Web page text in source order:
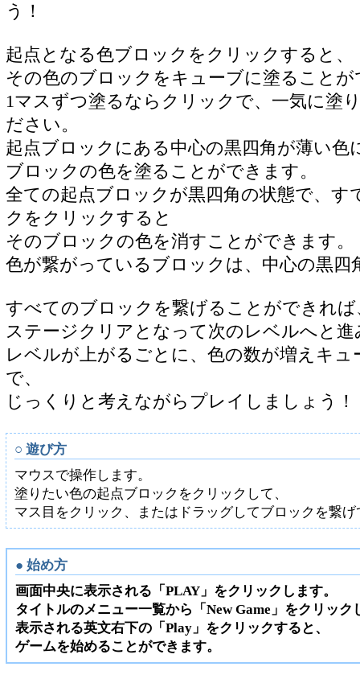
う！
起点となる色ブロックをクリックすると、
その色のブロックをキューブに塗ることが
1マスずつ塗るならクリックで、一気に塗
ださい。
起点ブロックにある中心の黒四角が薄い色
ブロックの色を塗ることができます。
全ての起点ブロックが黒四角の状態で、
クをクリックすると
そのブロックの色を消すことができます。
色が繋がっているブロックは、中心の黒四
すべてのブロックを繋げることができれば
ステージクリアとなって次のレベルへと進
レベルが上がるごとに、色の数が増えキ
で、
じっくりと考えながらプレイしましょう！
○ 遊び方
マウスで操作します。
塗りたい色の起点ブロックをクリックして、
マス目をクリック、またはドラッグしてブロックを繋
● 始め方
画面中央に表示される「PLAY」をクリックします。
タイトルのメニュー一覧から「New Game」をクリック
表示される英文右下の「Play」をクリックすると、
ゲームを始めることができます。